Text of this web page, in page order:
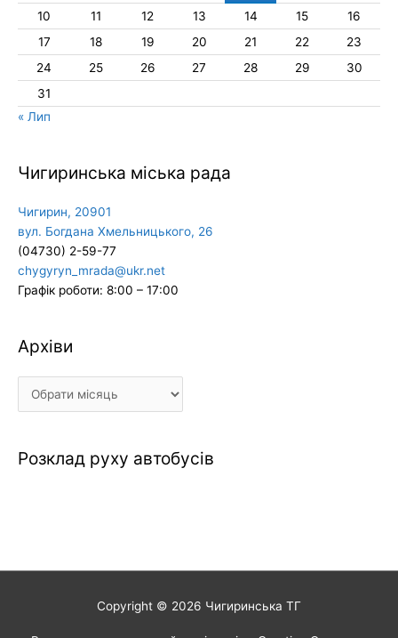
10
11 12 13 14 15
16
17
18 19 20 21 22
23
24
25 26 27 28 29
30
31
« Лип
Чигиринська міська рада
Чигирин, 20901
вул. Богдана Хмельницького, 26
(04730) 2-59-77
chygyryn_mrada@ukr.net
Графік роботи: 8:00 – 17:00
Архіви
Архіви
Розклад руху автобусів
Copyright © 2026 Чигиринська ТГ